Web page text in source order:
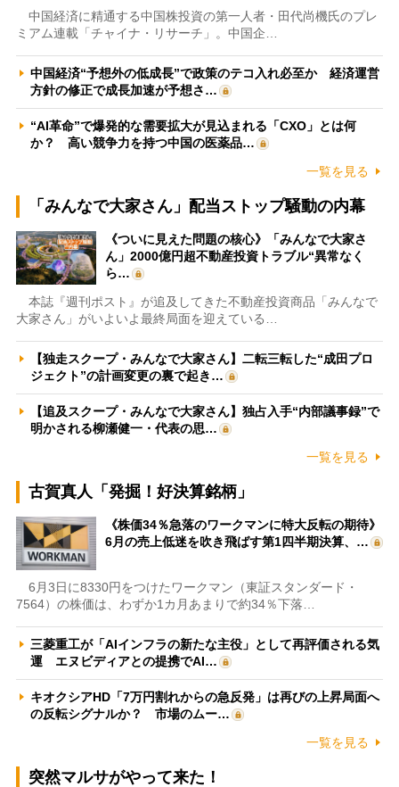
中国経済に精通する中国株投資の第一人者・田代尚機氏のプレ
ミアム連載「チャイナ・リサーチ」。中国企…
中国経済“予想外の低成長”で政策のテコ入れ必至か 経済運営
方針の修正で成長加速が予想さ…
“AI革命”で爆発的な需要拡大が見込まれる「CXO」とは何
か？ 高い競争力を持つ中国の医薬品…
一覧を見る
「みんなで大家さん」配当ストップ騒動の内幕
《ついに見えた問題の核心》「みんなで大家さ
ん」2000億円超不動産投資トラブル“異常なく
ら…
本誌『週刊ポスト』が追及してきた不動産投資商品「みんなで
大家さん」がいよいよ最終局面を迎えている…
【独走スクープ・みんなで大家さん】二転三転した“成田プロ
ジェクト”の計画変更の裏で起き…
【追及スクープ・みんなで大家さん】独占入手“内部議事録”で
明かされる柳瀬健一・代表の思…
一覧を見る
古賀真人「発掘！好決算銘柄」
《株価34％急落のワークマンに特大反転の期待》
6月の売上低迷を吹き飛ばす第1四半期決算、…
6月3日に8330円をつけたワークマン（東証スタンダード・
7564）の株価は、わずか1カ月あまりで約34％下落…
三菱重工が「AIインフラの新たな主役」として再評価される気
運 エヌビディアとの提携でAI…
キオクシアHD「7万円割れからの急反発」は再びの上昇局面へ
の反転シグナルか？ 市場のムー…
一覧を見る
突然マルサがやって来た！